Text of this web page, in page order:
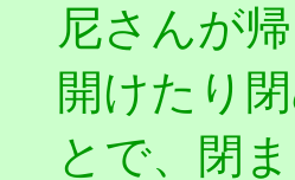
尼さんが
開けたり
とで、閉